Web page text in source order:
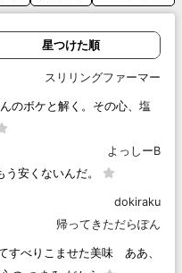
星つけた順
スリリングファーマー
のボケと解く。その心、塩
よっしーB
安くないんだ。
dokiraku
帰ってきただらぽん
すべりこませた美味 ああ、